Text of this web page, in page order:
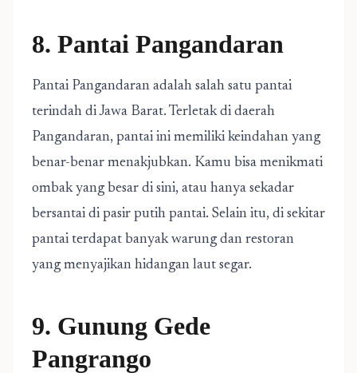
8. Pantai Pangandaran
Pantai Pangandaran adalah salah satu pantai
terindah di Jawa Barat. Terletak di daerah
Pangandaran, pantai ini memiliki keindahan yang
benar-benar menakjubkan. Kamu bisa menikmati
ombak yang besar di sini, atau hanya sekadar
bersantai di pasir putih pantai. Selain itu, di sekitar
pantai terdapat banyak warung dan restoran
yang menyajikan hidangan laut segar.
9. Gunung Gede
Pangrango